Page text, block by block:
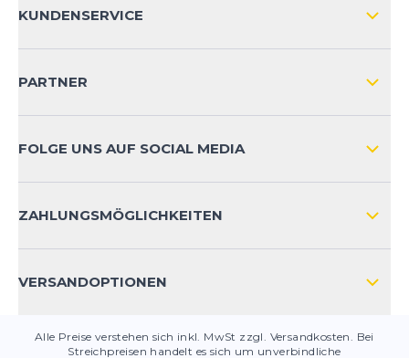
KUNDENSERVICE
KONTAKT
PRODUKTSICHERHEIT
PARTNER
FOLGE UNS AUF SOCIAL MEDIA
ZAHLUNGSMÖGLICHKEITEN
VERSANDOPTIONEN
Alle Preise verstehen sich inkl. MwSt zzgl. Versandkosten. Bei
Streichpreisen handelt es sich um unverbindliche